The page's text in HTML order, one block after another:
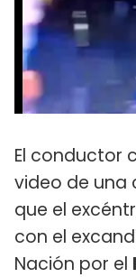
El conductor
video de una
que el
con el
Nación por el